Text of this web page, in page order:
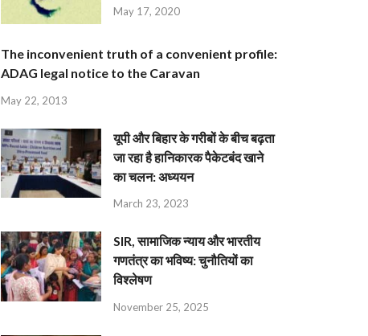
May 17, 2020
The inconvenient truth of a convenient profile:
ADAG legal notice to the Caravan
May 22, 2013
यूपी और बिहार के गरीबों के बीच बढ़ता
जा रहा है हानिकारक पैकेटबंद खाने
का चलन: अध्ययन
March 23, 2023
SIR, सामाजिक न्याय और भारतीय
गणतंत्र का भविष्य: चुनौतियों का
विश्लेषण
November 25, 2025